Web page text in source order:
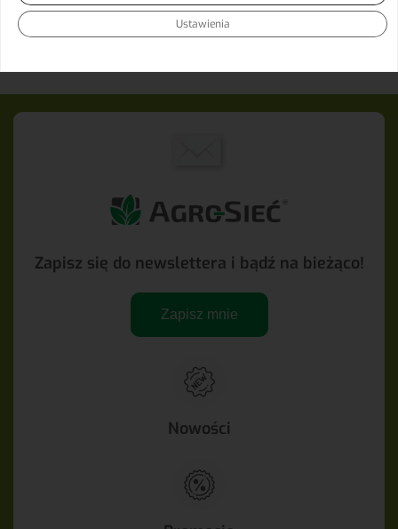
Zapisz się do newslettera i bądź na bieżąco!
Zapisz mnie
Nowości
Ustawienia